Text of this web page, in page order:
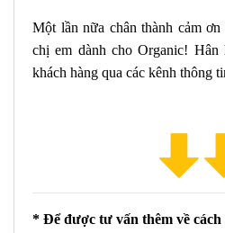
Một lần nữa chân thành cảm
chị em dành cho Organic!
khách hàng qua các kênh thông
* Để được tư vấn thêm về